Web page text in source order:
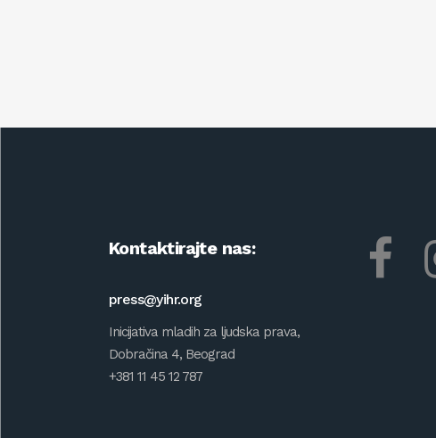
Kontaktirajte nas:
press@yihr.org
Inicijativa mladih za ljudska prava,
Dobračina 4, Beograd
+381 11 45 12 787